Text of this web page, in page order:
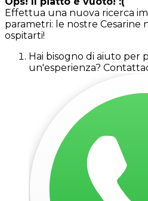
Effettua una nuova ricerca
parametri: le nostre Cesarine
ospitarti!
Hai bisogno di aiuto per
un'esperienza?